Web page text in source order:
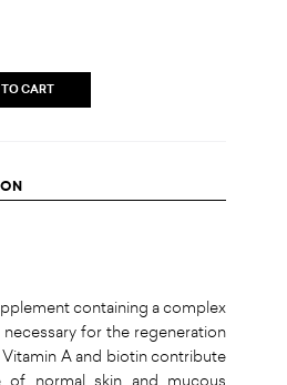
CART
containing a complex
for the regeneration
Vitamin A and biotin contribute
of normal skin and mucous